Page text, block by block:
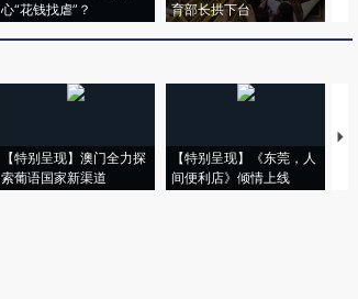
心“花钱找虐”？
育部长拱下台
【特别呈现】澳门全力探
索葡语国家新渠道
【特别呈现】《东莞，人
间便利店》倾情上线
【